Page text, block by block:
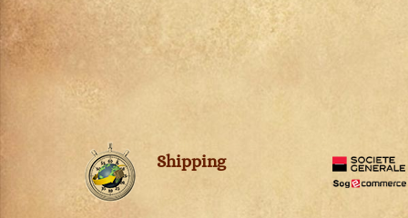
Pernand-Vergelesses
Pessac-Léognan
Petit Chablis
Pouilly Fumé
Pouilly-Fuissé
Pouilly-sur-Loire
Shipping